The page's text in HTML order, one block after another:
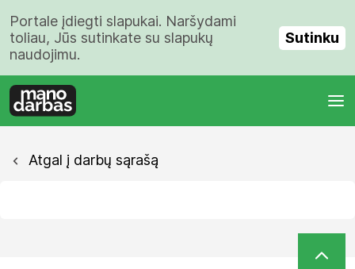
Portale įdiegti slapukai. Naršydami
toliau, Jūs sutinkate su slapukų
naudojimu.
Sutinku
Atgal į darbų sąrašą